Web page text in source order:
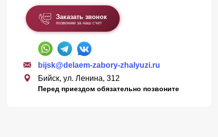
Заказать звонок
позвоним за наш счет
bijsk@delaem-zabory-zhalyuzi.ru
Бийск, ул. Ленина, 312
Перед приездом обязательно позвоните